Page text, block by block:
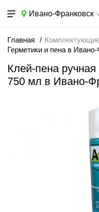
Ивано-Франковск
Главная
Герметики и пена в
Клей-пена
750 мл в Ивано-